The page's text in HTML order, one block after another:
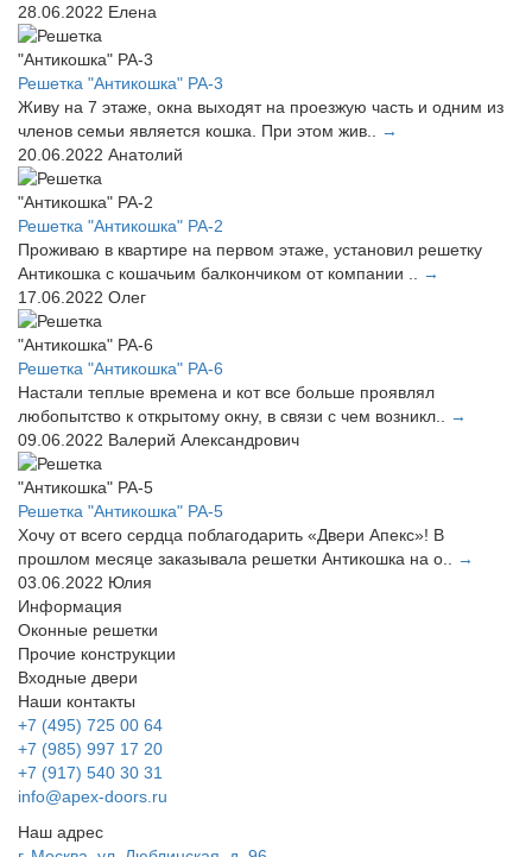
28.06.2022 Елена
Решетка "Антикошка" РА-3
Живу на 7 этаже, окна выходят на проезжую часть и одним из
членов семьи является кошка. При этом жив..
→
20.06.2022 Анатолий
Решетка "Антикошка" РА-2
Проживаю в квартире на первом этаже, установил решетку
Антикошка с кошачьим балкончиком от компании ..
→
17.06.2022 Олег
Решетка "Антикошка" РА-6
Настали теплые времена и кот все больше проявлял
любопытство к открытому окну, в связи с чем возникл..
→
09.06.2022 Валерий Александрович
Решетка "Антикошка" РА-5
Хочу от всего сердца поблагодарить «Двери Апекс»! В
прошлом месяце заказывала решетки Антикошка на о..
→
03.06.2022 Юлия
Информация
Оконные решетки
Прочие конструкции
Входные двери
Наши контакты
+7 (495) 725 00 64
+7 (985) 997 17 20
+7 (917) 540 30 31
info@apex-doors.ru
Наш адрес